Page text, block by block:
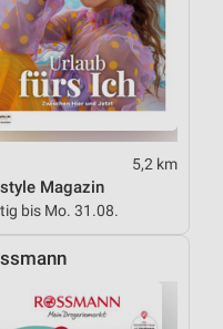
5,2 km
Magazin
bis Mo. 31.08.